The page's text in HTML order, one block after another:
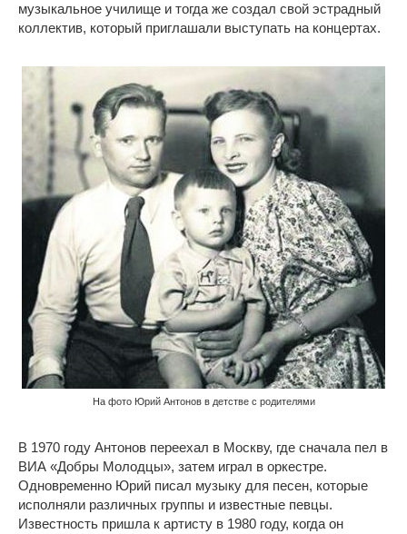
музыкальное училище и тогда же создал свой эстрадный
коллектив, который приглашали выступать на концертах.
На фото Юрий Антонов в детстве с родителями
В 1970 году Антонов переехал в Москву, где сначала пел в
ВИА «Добры Молодцы», затем играл в оркестре.
Одновременно Юрий писал музыку для песен, которые
исполняли различных группы и известные певцы.
Известность пришла к артисту в 1980 году, когда он